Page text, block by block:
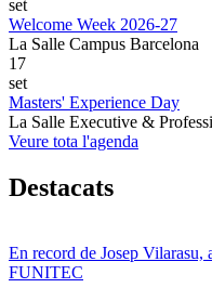
set
Welcome Week 2026-27
La Salle Campus Barcelona
17
set
Masters' Experience Day
La Salle Executive &
Veure tota l'agenda
Destacats
En record de Josep Vilarasu,
FUNITEC